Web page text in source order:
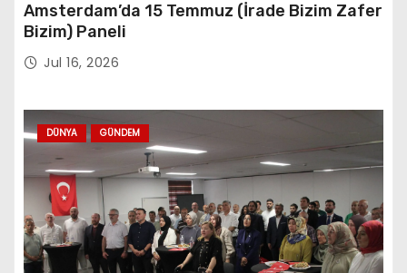
Amsterdam’da 15 Temmuz (İrade Bizim Zafer
Bizim) Paneli
Jul 16, 2026
DÜNYA GÜNDEM